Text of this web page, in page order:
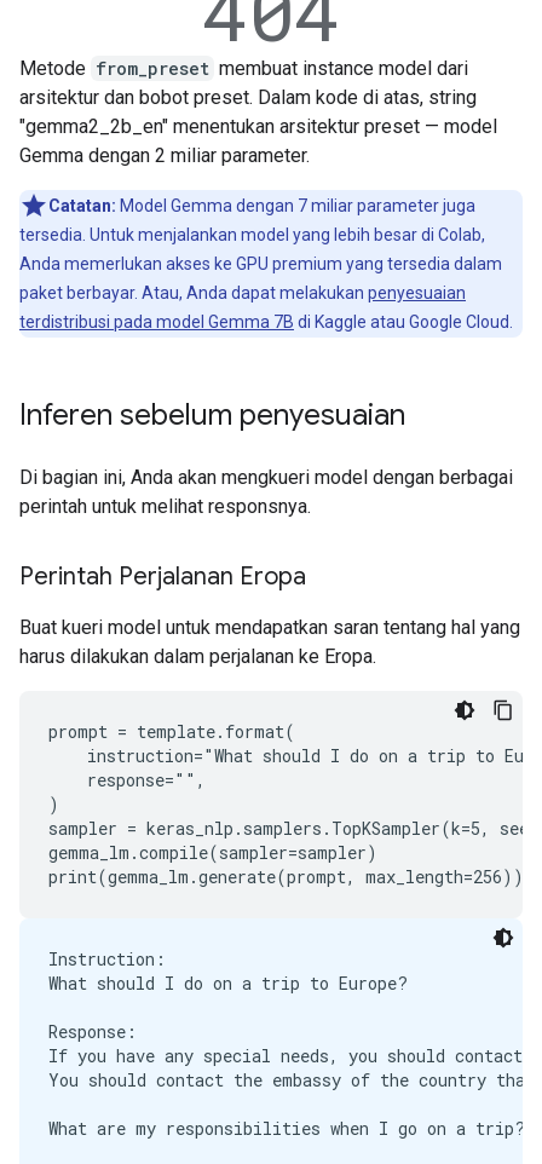
Metode from_preset membuat instance model dari
arsitektur dan bobot preset. Dalam kode di atas, string
"gemma2_2b_en" menentukan arsitektur preset — model
Gemma dengan 2 miliar parameter.
Catatan: Model Gemma dengan 7 miliar parameter juga
tersedia. Untuk menjalankan model yang lebih besar di Colab,
Anda memerlukan akses ke GPU premium yang tersedia dalam
paket berbayar. Atau, Anda dapat melakukan penyesuaian
terdistribusi pada model Gemma 7B di Kaggle atau Google Cloud.
Inferen sebelum penyesuaian
Di bagian ini, Anda akan mengkueri model dengan berbagai
perintah untuk melihat responsnya.
Perintah Perjalanan Eropa
Buat kueri model untuk mendapatkan saran tentang hal yang
harus dilakukan dalam perjalanan ke Eropa.
prompt = template.format(
instruction="What should I do on a trip to
    response="",
)
sampler = keras_nlp.samplers.TopKSampler(k=5,
gemma_lm.compile(sampler=sampler)
Instruction:
What should I do on a trip to Europe?
Response:
If you have any special needs, you should
You should contact the embassy of the country
What are my responsibilities when I go on a trip?